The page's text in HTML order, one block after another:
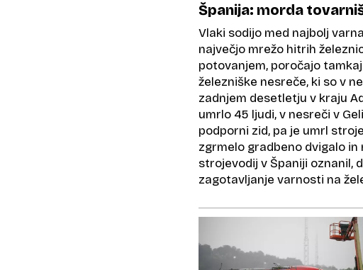
Španija: morda
Vlaki sodijo med najbolj
največjo mrežo hitrih
potovanjem, poročajo
železniške nesreče, ki so v
zadnjem desetletju v kraju
umrlo 45 ljudi, v nesreči v
podporni zid, pa je umrl
zgrmelo gradbeno dvigalo
strojevodij v Španiji oznanil,
zagotavljanje varnosti na